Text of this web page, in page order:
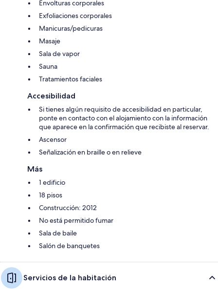
Envolturas corporales
Exfoliaciones corporales
Manicuras/pedicuras
Masaje
Sala de vapor
Sauna
Tratamientos faciales
Accesibilidad
Si tienes algún requisito de accesibilidad en particular,
ponte en contacto con el alojamiento con la información
que aparece en la confirmación que recibiste al reservar.
Ascensor
Señalización en braille o en relieve
Más
1 edificio
18 pisos
Construcción: 2012
No está permitido fumar
Sala de baile
Salón de banquetes
Servicios de la habitación